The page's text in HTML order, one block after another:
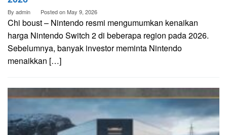
By admin Posted onMay 9, 2026
Chi boust – Nintendo resmi mengumumkan kenaikan
harga Nintendo Switch 2 di beberapa region pada 2026.
Sebelumnya, banyak investor meminta Nintendo
menaikkan […]